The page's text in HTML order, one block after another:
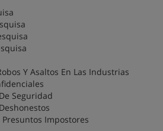
Y Asaltos En Las Industrias
Seguridad
Presuntos Impostores